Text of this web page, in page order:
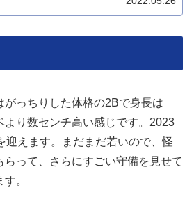
っちりした体格の2Bで身長は
より数センチ高い感じです。2023
迎えます。まだまだ若いので、怪
って、さらにすごい守備を見せて
。